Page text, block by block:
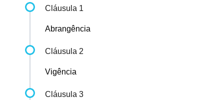
Cláusula 1
Abrangência
Cláusula 2
Vigência
Cláusula 3